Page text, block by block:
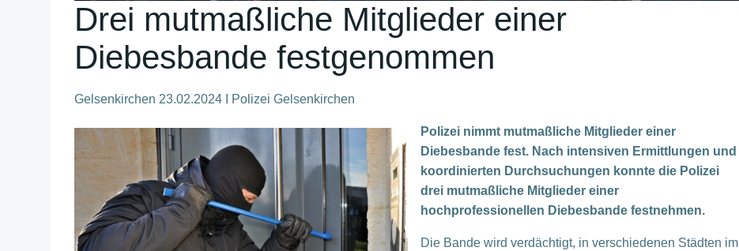
Drei mutmaßliche Mitglieder einer
Diebesbande festgenommen
Gelsenkirchen 23.02.2024 I Polizei Gelsenkirchen
Polizei nimmt mutmaßliche Mitglieder einer
Diebesbande fest. Nach intensiven Ermittlungen und
koordinierten Durchsuchungen konnte die Polizei
drei mutmaßliche Mitglieder einer
hochprofessionellen Diebesbande festnehmen.
Die Bande wird verdächtigt, in verschiedenen Städten im